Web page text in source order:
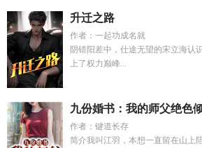
升迁之路
作者：一起功成名就
阴错阳差中，仕途无望的宋立海认
上了权力巅峰...
九份婚书：我的师父绝色
作者：键道长存
简介我叫江羽，本想一直留在山上